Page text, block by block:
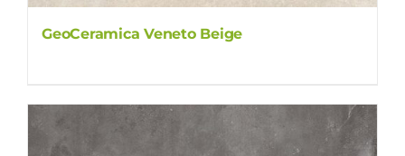
GeoCeramica Veneto Beige